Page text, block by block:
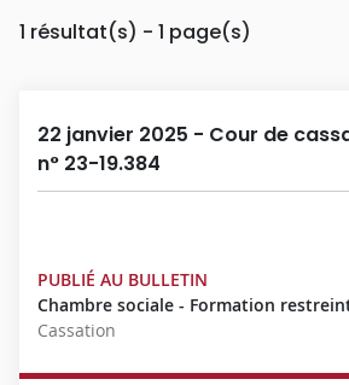
1 résultat(s) - 1 page(s)
22 janvier 2025 - Cour de
n° 23-19.384
PUBLIÉ AU BULLETIN
Chambre sociale - Formation
Cassation